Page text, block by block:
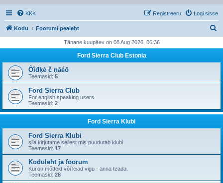
KKK Logi sisse
Registreeru
Kodu Foorumi pealeht
i
Tänane kuupäev on 08 Aug 2026, 06:36
Ford Sierra Club Estonia
Ôîđķė č ņāéō
Teemasid: 5
Ford Sierra Club
For english speaking users
Teemasid: 2
Ford Sierra Klubi
Ford Sierra Klubi
siia kirjutame sellest mis puudutab klubi
Teemasid: 17
Koduleht ja foorum
Kui on mõtteid või leiad vigu - anna teada.
Teemasid: 28